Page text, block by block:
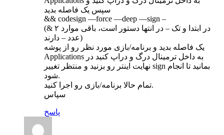
سپس یک فاصله بدید
&& codesign —force —deep —sign –
(& در ابتدا و تک – در انتها دستور است، باقی موارد ۲
عدد – دارند)
یک فاصله بدید و برنامه/بازی مورد نظر رو از پوشه
Applications به داخل ترمینال درگ و دراپ کنید در
نهایت اینتر رو بزنید و منتظر تغییر sign بمانید تا انجام
شود.
تمام حالا برنامه/بازی رو اجرا کنید.
سپاس
پاسخ